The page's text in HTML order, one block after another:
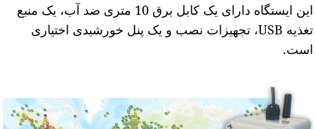
این ایستگاه دارای یک کابل برق 10 متری ضد آب، یک منبع
تغذیه USB، تجهیزات نصب و یک پنل خورشیدی اختیاری
است.